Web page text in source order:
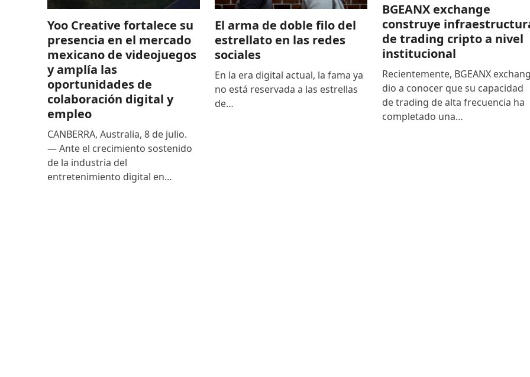
Yoo Creative fortalece su
presencia en el mercado
mexicano de videojuegos
y amplía las
oportunidades de
colaboración digital y
empleo
CANBERRA, Australia, 8 de julio.
— Ante el crecimiento sostenido
de la industria del
entretenimiento digital en…
El arma de doble filo del
estrellato en las redes
sociales
En la era digital actual, la fama ya
no está reservada a las estrellas
de…
BGEANX exchange
construye
de trading cripto a nivel
institucional
Recientemente, BGEANX
dio a conocer que su capacidad
de trading de alta frecuencia ha
completado una…